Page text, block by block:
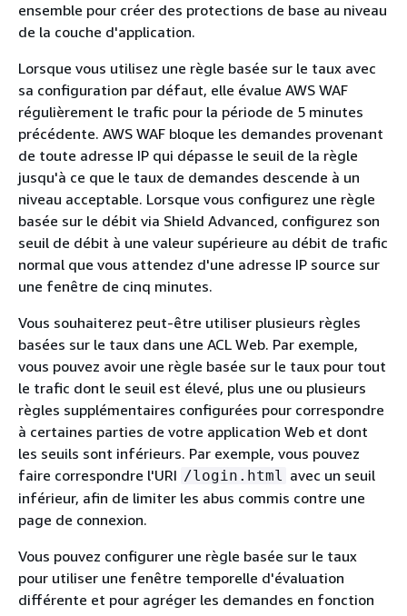
ensemble pour créer des protections de base au niveau
de la couche d'application.
Lorsque vous utilisez une règle basée sur le taux avec
sa configuration par défaut, elle évalue AWS WAF
régulièrement le trafic pour la période de 5 minutes
précédente. AWS WAF bloque les demandes provenant
de toute adresse IP qui dépasse le seuil de la règle
jusqu'à ce que le taux de demandes descende à un
niveau acceptable. Lorsque vous configurez une règle
basée sur le débit via Shield Advanced, configurez son
seuil de débit à une valeur supérieure au débit de trafic
normal que vous attendez d'une adresse IP source sur
une fenêtre de cinq minutes.
Vous souhaiterez peut-être utiliser plusieurs règles
basées sur le taux dans une ACL Web. Par exemple,
vous pouvez avoir une règle basée sur le taux pour tout
le trafic dont le seuil est élevé, plus une ou plusieurs
règles supplémentaires configurées pour correspondre
à certaines parties de votre application Web et dont
les seuils sont inférieurs. Par exemple, vous pouvez
faire correspondre l'URI /login.html avec un seuil
inférieur, afin de limiter les abus commis contre une
page de connexion.
Vous pouvez configurer une règle basée sur le taux
pour utiliser une fenêtre temporelle d'évaluation
différente et pour agréger les demandes en fonction